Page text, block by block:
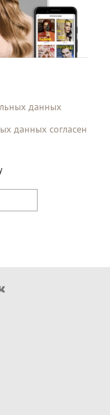
данных
данных согласен